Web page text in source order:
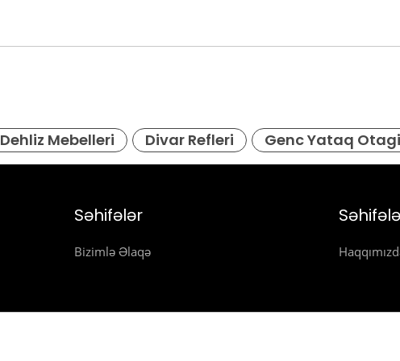
Dehliz Mebelleri Divar Refleri Genc Yataq
Səhifələr
Bizimlə Əlaqə